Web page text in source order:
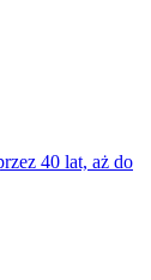
40 lat, aż do